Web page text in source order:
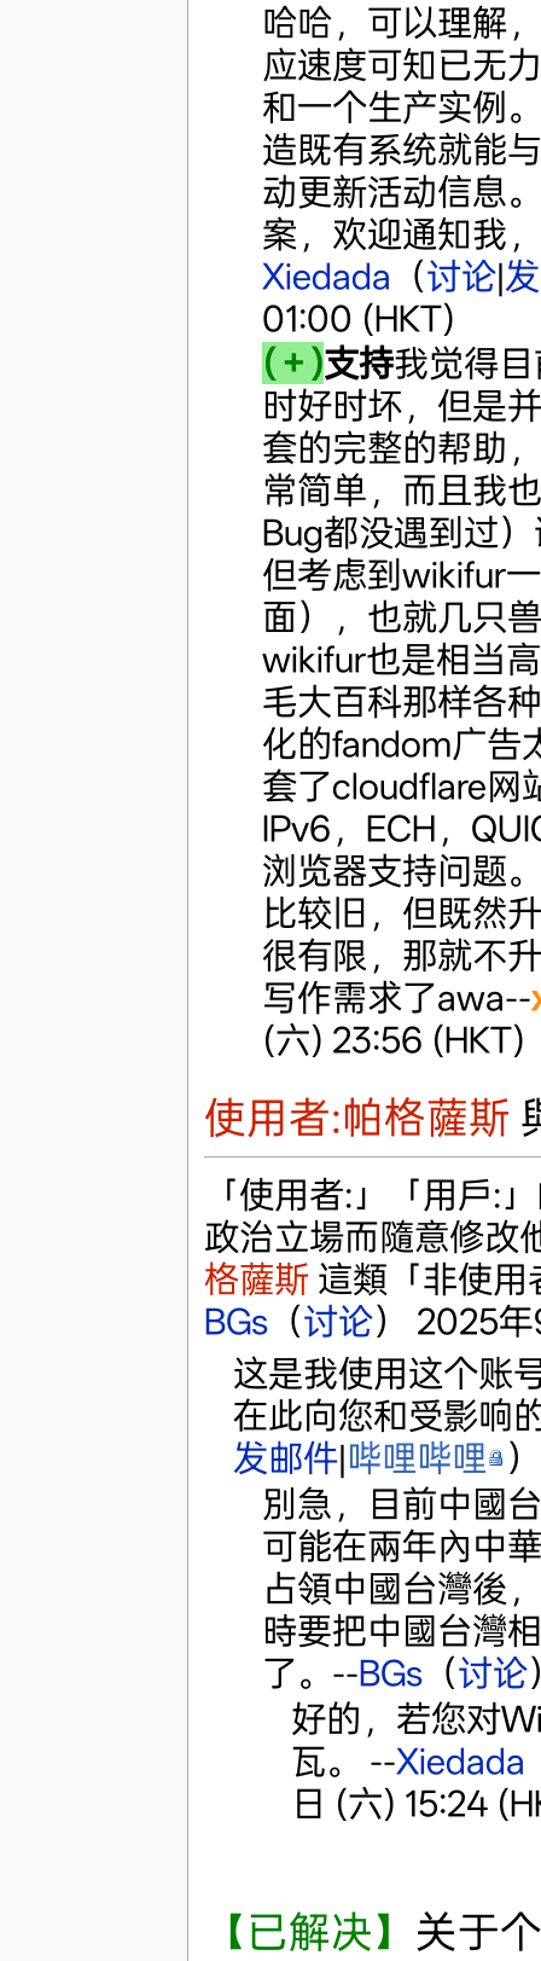
哈哈，可以理解
应速度可知已无
和一个生产实例
造既有系统就能
动更新活动信息
案，欢迎通知我
Xiedada （讨论|
01:00 (HKT)
(＋)支持我觉得
时好时坏，但是
套的完整的帮助
常简单，而且我
Bug都没遇到过
但考虑到wikifur
面），也就几只
wikifur也是相当
毛大百科那样各
化的fandom广告
套了cloudflare网
IPv6，ECH，
浏览器支持问题
比较旧，但既然
很有限，那就不
写作需求了awa--
(六) 23:56 (HKT)
使用者:帕格薩斯
「使用者:」「用戶:
政治立場而隨意修改
格薩斯這類「非使用
BGs（讨论） 2025
这是我使用这个账
在此向您和受影响
发邮件|哔哩哔哩
別急，目前中國
可能在兩年內中
占領中國台灣後
時要把中國台灣
了。--BGs（讨论
好的，若您对
瓦。 --Xiedada
日 (六) 15:24
【已解决】 关于